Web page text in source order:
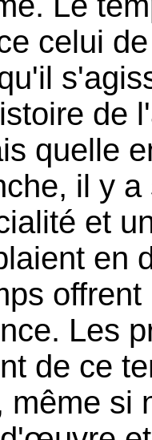
celui
de
quelle
il y
et
en
Les
de ce
même si